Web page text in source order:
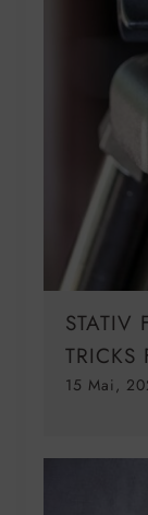
STATIV
TRICKS
15 Mai,